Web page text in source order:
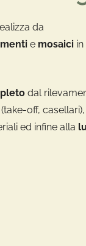
da
e mosaici
dal
(take-off,
ed infine alla